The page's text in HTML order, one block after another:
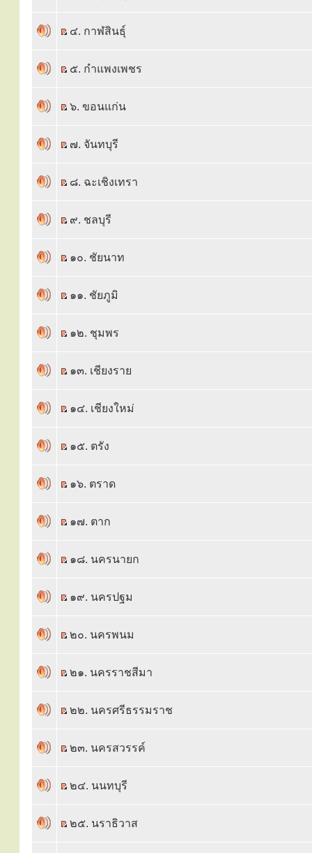
๔. กาฬสินธุ์
๕. กำแพงเพชร
๖. ขอนแก่น
๗. จันทบุรี
๘. ฉะเชิงเทรา
๙. ชลบุรี
๑๐. ชัยนาท
๑๑. ชัยภูมิ
๑๒. ชุมพร
๑๓. เชียงราย
๑๔. เชียงใหม่
๑๕. ตรัง
๑๖. ตราด
๑๗. ตาก
๑๘. นครนายก
๑๙. นครปฐม
๒๐. นครพนม
๒๑. นครราชสีมา
๒๒. นครศรีธรรมราช
๒๓. นครสวรรค์
๒๔. นนทบุรี
๒๕. นราธิวาส